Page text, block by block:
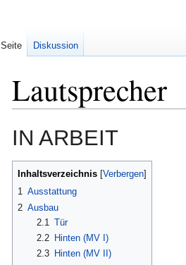
Lautsprecher
Zur
Navigation
springen
Zur
Suche
springen
IN ARBEIT
Inhaltsverzeichnis
1 Ausstattung
2 Ausbau
2.1
Tür
2.2
Hinten (MV I)
2.3
Hinten (MV II)
Seite Diskussion